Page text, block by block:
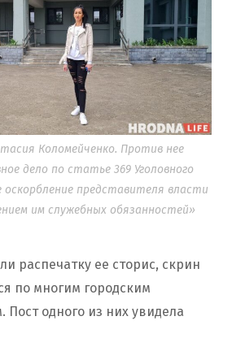
Коломейченко. Против нее
дело по статье 369 Уголовного
оскорбление представителя власти
им служебных обязанностей»
распечатку ее сторис, скрин
по многим городским
Пост одного из них увидела